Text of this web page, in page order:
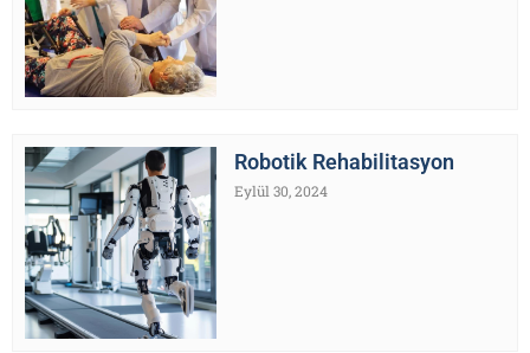
Robotik Rehabilitasyon
Eylül 30, 2024